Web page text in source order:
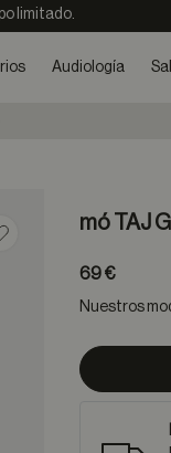
limitado.
Audiología
en favoritos
mó TAJ
69 €
Nuestros